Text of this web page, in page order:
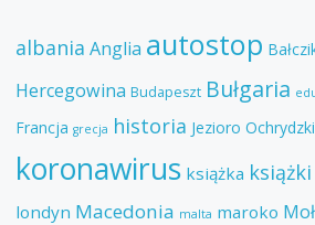
albania Anglia autostop
Hercegowina Budapeszt Bułgaria
Francja grecja historia Jezioro
koronawirus książka książki
londyn Macedonia malta maroko